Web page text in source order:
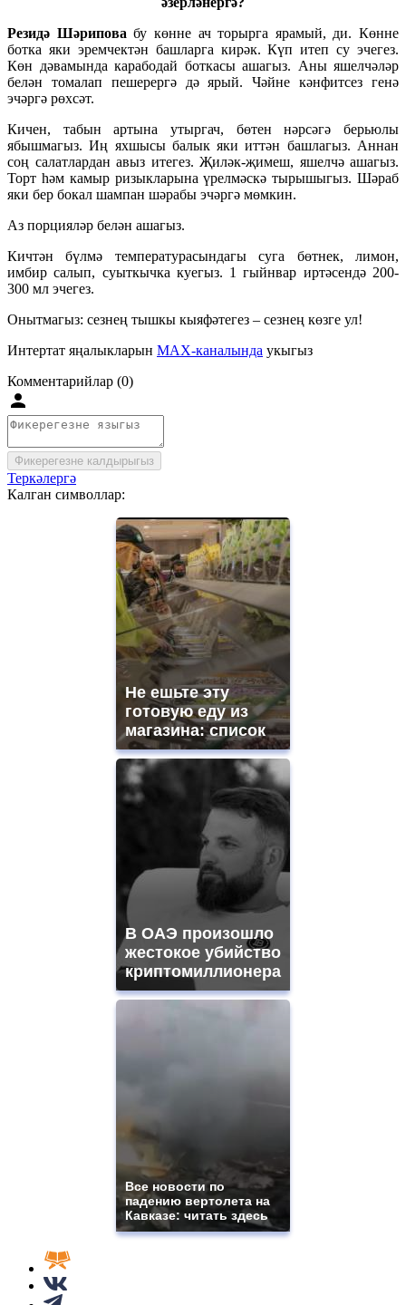
Резидә Шәриповабу көнне ач торырга ярамый, ди. Көнне
ботка яки эремчектән башларга кирәк. Күп итеп су эчегез.
Көн дәвамында карабодай боткасы ашагыз. Аны яшелчәләр
белән томалап пешерергә дә ярый. Чәйне кәнфитсез генә
эчәргә рөхсәт.
Кичен, табын артына утыргач, бөтен нәрсәгә берьюлы
ябышмагыз. Иң яхшысы балык яки иттән башлагыз. Аннан
соң салатлардан авыз итегез. Җиләк-җимеш, яшелчә ашагыз.
Торт һәм камыр ризыкларына үрелмәскә тырышыгыз. Шәраб
яки бер бокал шампан шәрабы эчәргә мөмкин.
Аз порцияләр белән ашагыз.
Кичтән бүлмә температурасындагы суга бөтнек, лимон,
имбир салып, суыткычка куегыз. 1 гыйнвар иртәсендә 200-
300 мл эчегез.
Онытмагыз: сезнең тышкы кыяфәтегез – сезнең көзге ул!
Интертат яңалыкларын MAX-каналында укыгыз
Комментарийлар (0)
Фикерегезне калдырыгыз
Теркәлергә
Калган символлар:
Не ешьте эту
готовую еду из
магазина: список
В ОАЭ произошло
жестокое убийство
криптомиллионера
Все новости по
падению вертолета на
Кавказе: читать здесь